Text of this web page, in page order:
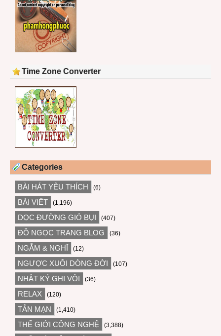
Time Zone Converter
Categories
BÀI HÁT YÊU THÍCH (6)
BÀI VIẾT (1,196)
DỌC ĐƯỜNG GIÓ BỤI (407)
ĐỖ NGỌC TRANG BLOG (36)
NGẪM & NGHĨ (12)
NGƯỢC XUÔI DÒNG ĐỜI (107)
NHẬT KÝ GHI VỘI (36)
RELAX (120)
TẢN MẠN (1,410)
THẾ GIỚI CÔNG NGHỆ (3,388)